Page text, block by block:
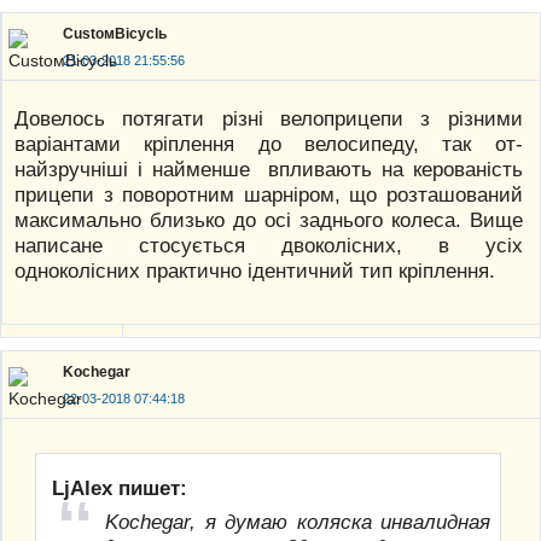
CustoмBicyclь
21-03-2018 21:55:56
Довелось потягати різні велоприцепи з різними
варіантами кріплення до велосипеду, так от-
найзручніші і найменше впливають на керованість
прицепи з поворотним шарніром, що розташований
максимально близько до осі заднього колеса. Вище
написане стосується двоколісних, в усіх
одноколісних практично ідентичний тип кріплення.
Kochegar
22-03-2018 07:44:18
LjAlex пишет:
Kochegar, я думаю коляска инвалидная